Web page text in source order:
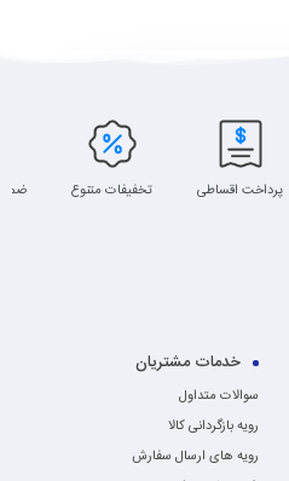
پرداخت اقساطی تخفیفات متنوع
خدمات مشتریان
سوالات متداول
رویه بازگردانی کالا
رویه های ارسال سفارش